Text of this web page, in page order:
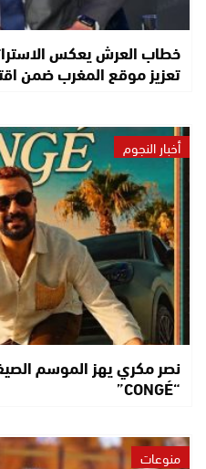
خطاب العرش يعكس
تعزيز موقع المغرب ضمن
أخبار النجوم
نصر مكري يهز الموسم
“CONGÉ”
منوعات